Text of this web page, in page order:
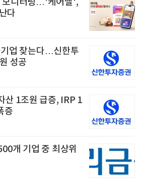
모니터링…'케어벨',
다
업 찾는다…신한투
성공
산 1조원 급증, IRP 1
증
개 기업 중 최상위